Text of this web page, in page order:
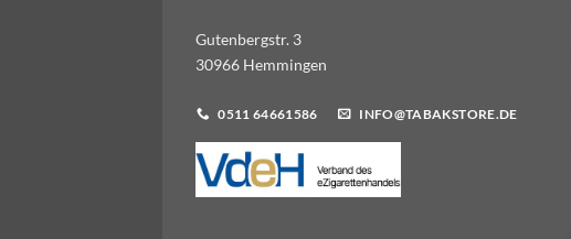
Gutenbergstr. 3
30966 Hemmingen
0511 64661586 INFO@TABAKSTORE.DE